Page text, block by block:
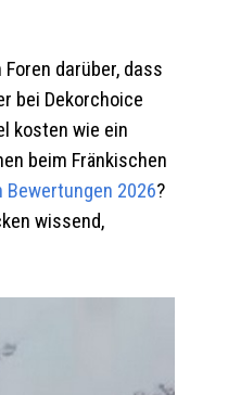
darüber, dass
bei Dekorchoice
kosten wie ein
beim Fränkischen
Bewertungen 2026?
wissend,